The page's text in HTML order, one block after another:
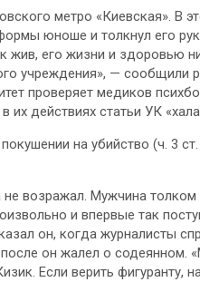
метро «Киевская». В
юноше и толкнул его
его жизни и здоровью
учреждения», — сообщили
проверяет медиков
их действиях статьи УК
на убийство (ч. 3
возражал. Мужчина
и впервые так
он, когда журналисты
он жалел о содеянном.
Если верить фигуранту,